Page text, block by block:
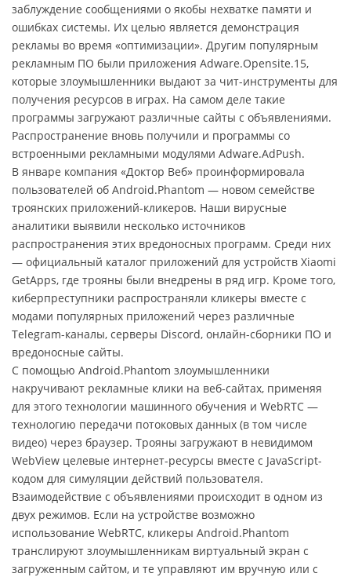
заблуждение сообщениями о якобы нехватке памяти и
ошибках системы. Их целью является демонстрация
рекламы во время «оптимизации». Другим популярным
рекламным ПО были приложения Adware.Opensite.15,
которые злоумышленники выдают за чит-инструменты для
получения ресурсов в играх. На самом деле такие
программы загружают различные сайты с объявлениями.
Распространение вновь получили и программы со
встроенными рекламными модулями Adware.AdPush.
В январе компания «Доктор Веб» проинформировала
пользователей об Android.Phantom — новом семействе
троянских приложений-кликеров. Наши вирусные
аналитики выявили несколько источников
распространения этих вредоносных программ. Среди них
— официальный каталог приложений для устройств Xiaomi
GetApps, где трояны были внедрены в ряд игр. Кроме того,
киберпреступники распространяли кликеры вместе с
модами популярных приложений через различные
Telegram-каналы, серверы Discord, онлайн-сборники ПО и
вредоносные сайты.
С помощью Android.Phantom злоумышленники
накручивают рекламные клики на веб-сайтах, применяя
для этого технологии машинного обучения и WebRTC —
технологию передачи потоковых данных (в том числе
видео) через браузер. Трояны загружают в невидимом
WebView целевые интернет-ресурсы вместе с JavaScript-
кодом для симуляции действий пользователя.
Взаимодействие с объявлениями происходит в одном из
двух режимов. Если на устройстве возможно
использование WebRTC, кликеры Android.Phantom
транслируют злоумышленникам виртуальный экран с
загруженным сайтом, и те управляют им вручную или с